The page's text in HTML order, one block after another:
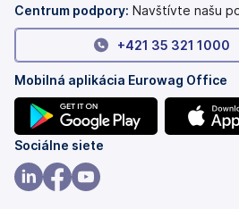
Centrum podpory: Navštívte našu
+421 35 321 1000
Mobilná aplikácia Eurowag Office
(otvoriť
s
novou
Sociálne siete